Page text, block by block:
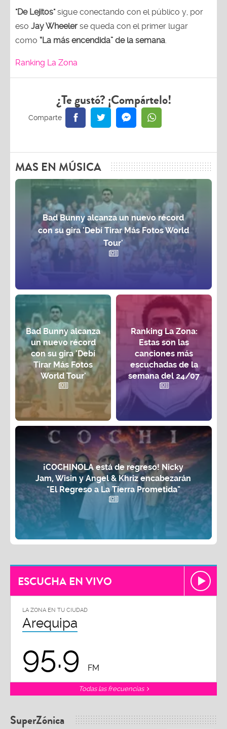
"De Lejitos"sigue conectando con el público y, por
eso Jay Wheeler se queda con el primer lugar
como “La más encendida” de la semana.
Ranking La Zona
¿Te gustó? ¡Compártelo!
MAS EN MÚSICA
Bad Bunny alcanza un nuevo récord
con su gira 'Debí Tirar Más Fotos World
Tour'
Bad Bunny alcanza
un nuevo récord
con su gira 'Debí
Tirar Más Fotos
World Tour'
Ranking La Zona:
Estas son las
canciones más
escuchadas de la
semana del 24/07
¡COCHINOLA está de regreso! Nicky
Jam, Wisin y Angel & Khriz encabezarán
"El Regreso a La Tierra Prometida"
ESCUCHA EN VIVO
LA ZONA EN TU CIUDAD
Arequipa
95.9 FM
Todas las frecuencias
SuperZónica